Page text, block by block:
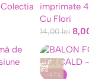
Colectia
imprimate
Cu Flori
14,00lei
-47%